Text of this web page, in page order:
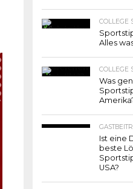
COLLEGE
Alles
COLLEGE
Was
Ist eine
beste
USA?